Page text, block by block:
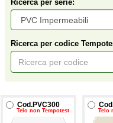
Ricerca per serie:
Ricerca per codice
Cod.PVC300
Telo non Tempotest Telo